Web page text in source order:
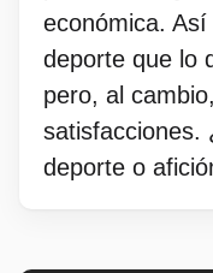
económica.
deporte que lo
pero, al
satisfacciones.
deporte o